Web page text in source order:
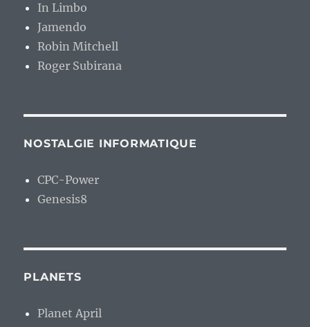
In Limbo
Jamendo
Robin Mitchell
Roger Subirana
NOSTALGIE INFORMATIQUE
CPC-Power
Genesis8
PLANETS
Planet April